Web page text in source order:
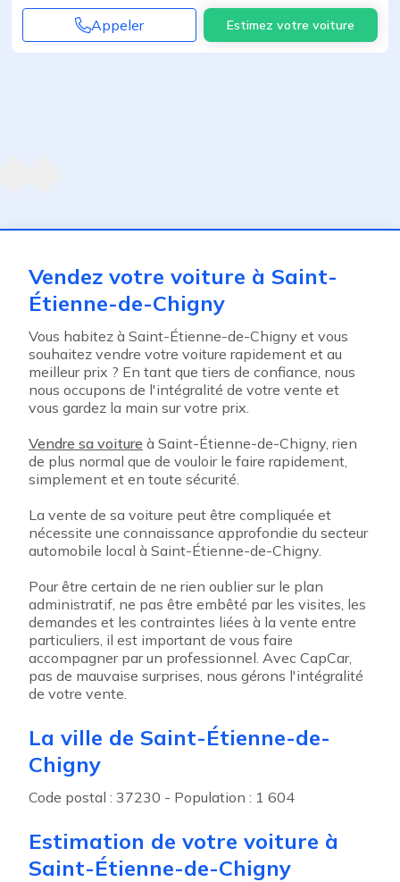
Appeler Estimez votre voiture
Vendez votre voiture à Saint-
Étienne-de-Chigny
Vous habitez à Saint-Étienne-de-Chigny et vous
souhaitez vendre votre voiture rapidement et au
meilleur prix ? En tant que tiers de confiance, nous
nous occupons de l'intégralité de votre vente et
vous gardez la main sur votre prix.
Vendre sa voiture à Saint-Étienne-de-Chigny, rien
de plus normal que de vouloir le faire rapidement,
simplement et en toute sécurité.
La vente de sa voiture peut être compliquée et
nécessite une connaissance approfondie du secteur
automobile local à Saint-Étienne-de-Chigny.
Pour être certain de ne rien oublier sur le plan
administratif, ne pas être embêté par les visites, les
demandes et les contraintes liées à la vente entre
particuliers, il est important de vous faire
accompagner par un professionnel. Avec CapCar,
pas de mauvaise surprises, nous gérons l'intégralité
de votre vente.
La ville de Saint-Étienne-de-
Chigny
Code postal : 37230 - Population : 1 604
Estimation de votre voiture à
Saint-Étienne-de-Chigny